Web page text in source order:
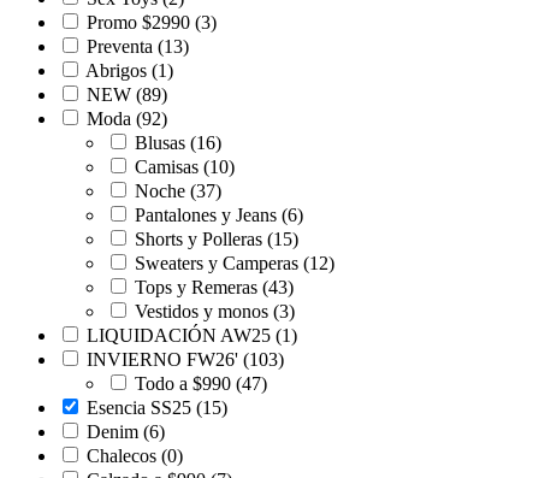
Promo $2990 (3)
Preventa (13)
Abrigos (1)
NEW (89)
Moda (92)
Blusas (16)
Camisas (10)
Noche (37)
Pantalones y Jeans (6)
Shorts y Polleras (15)
Sweaters y Camperas (12)
Tops y Remeras (43)
Vestidos y monos (3)
LIQUIDACIÓN AW25 (1)
INVIERNO FW26' (103)
Todo a $990 (47)
Esencia SS25 (15)
Denim (6)
Chalecos (0)